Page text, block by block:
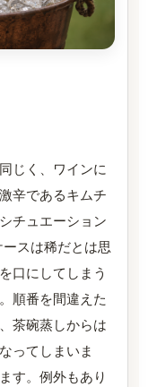
じく、ワインに
辛であるキムチ
チュエーション
スは稀だとは思
口にしてしまう
順番を間違えた
茶碗蒸しからは
ってしまいま
す。例外もあり